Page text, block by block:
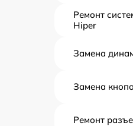
Ремонт
Hiper
Замена
Замена
Ремонт